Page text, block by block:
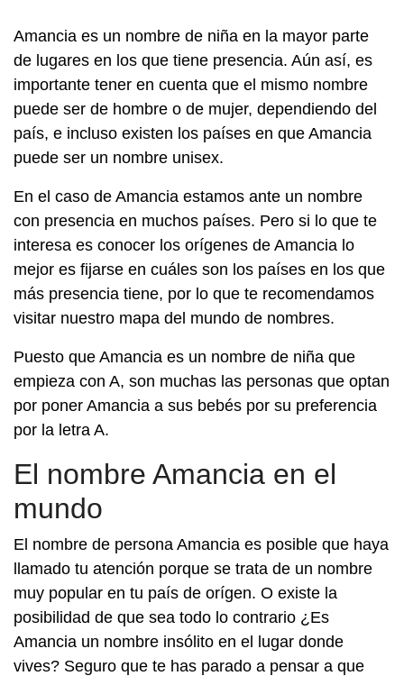
Amancia es un nombre de niña en la mayor parte
de lugares en los que tiene presencia. Aún así, es
importante tener en cuenta que el mismo nombre
puede ser de hombre o de mujer, dependiendo del
país, e incluso existen los países en que Amancia
puede ser un nombre unisex.
En el caso de Amancia estamos ante un nombre
con presencia en muchos países. Pero si lo que te
interesa es conocer los orígenes de Amancia lo
mejor es fijarse en cuáles son los países en los que
más presencia tiene, por lo que te recomendamos
visitar nuestro mapa del mundo de nombres.
Puesto que Amancia es un nombre de niña que
empieza con A, son muchas las personas que optan
por poner Amancia a sus bebés por su preferencia
por la letra A.
El nombre Amancia en el
mundo
El nombre de persona Amancia es posible que haya
llamado tu atención porque se trata de un nombre
muy popular en tu país de orígen. O existe la
posibilidad de que sea todo lo contrario ¿Es
Amancia un nombre insólito en el lugar donde
vives? Seguro que te has parado a pensar a que